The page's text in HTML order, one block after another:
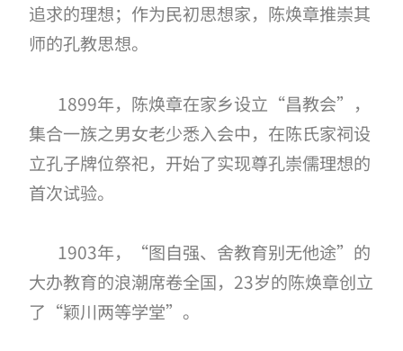
追求的理想；作为民初思想家，陈焕章推崇其
师的孔教思想。
1899年，陈焕章在家乡设立“昌教会”，
集合一族之男女老少悉入会中，在陈氏家祠设
立孔子牌位祭祀，开始了实现尊孔崇儒理想的
首次试验。
1903年，“图自强、舍教育别无他途”的
大办教育的浪潮席卷全国， 23岁的陈焕章创立
了“颖川两等学堂”。